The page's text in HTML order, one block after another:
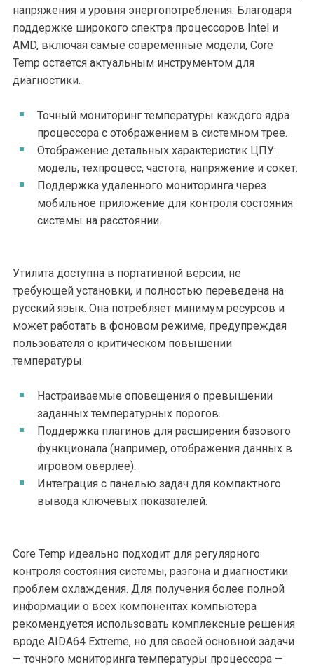
напряжения и уровня энергопотребления. Благодаря
поддержке широкого спектра процессоров Intel и
AMD, включая самые современные модели, Core
Temp остается актуальным инструментом для
диагностики.
Точный мониторинг температуры каждого ядра
процессора с отображением в системном трее.
Отображение детальных характеристик ЦПУ:
модель, техпроцесс, частота, напряжение и сокет.
Поддержка удаленного мониторинга через
мобильное приложение для контроля состояния
системы на расстоянии.
Утилита доступна в портативной версии, не
требующей установки, и полностью переведена на
русский язык. Она потребляет минимум ресурсов и
может работать в фоновом режиме, предупреждая
пользователя о критическом повышении
температуры.
Настраиваемые оповещения о превышении
заданных температурных порогов.
Поддержка плагинов для расширения базового
функционала (например, отображения данных в
игровом оверлее).
Интеграция с панелью задач для компактного
вывода ключевых показателей.
Core Temp идеально подходит для регулярного
контроля состояния системы, разгона и диагностики
проблем охлаждения. Для получения более полной
информации о всех компонентах компьютера
рекомендуется использовать комплексные решения
вроде AIDA64 Extreme, но для своей основной задачи
— точного мониторинга температуры процессора —